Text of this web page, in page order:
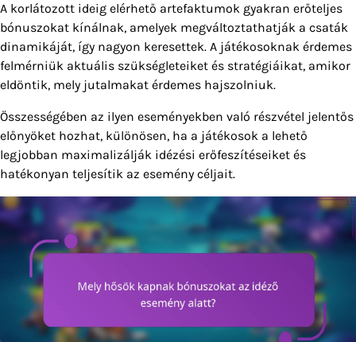
A korlátozott ideig elérhető artefaktumok gyakran erőteljes
bónuszokat kínálnak, amelyek megváltoztathatják a csaták
dinamikáját, így nagyon keresettek. A játékosoknak érdemes
felmérniük aktuális szükségleteiket és stratégiáikat, amikor
eldöntik, mely jutalmakat érdemes hajszolniuk.
Összességében az ilyen eseményekben való részvétel jelentős
előnyöket hozhat, különösen, ha a játékosok a lehető
legjobban maximalizálják idézési erőfeszítéseiket és
hatékonyan teljesítik az esemény céljait.